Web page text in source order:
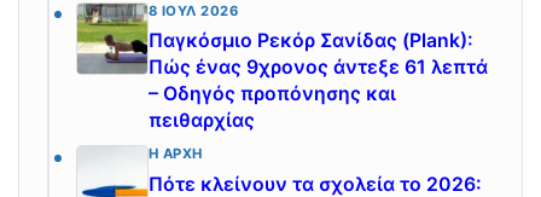
8 ΙΟΎΛ 2026
Παγκόσμιο Ρεκόρ Σανίδας (Plank):
Πώς ένας 9χρονος άντεξε 61 λεπτά
– Οδηγός προπόνησης και
πειθαρχίας
Η ΑΡΧΉ
Πότε κλείνουν τα σχολεία το 2026: